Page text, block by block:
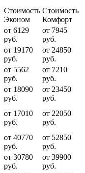
Стоимость
Эконом
Стоимость
Комфорт
от 6129
руб.
от 7945
руб.
от 19170
руб.
от 24850
руб.
от 5562
руб.
от 7210
руб.
от 18090
руб.
от 23450
руб.
от 17010
руб.
от 22050
руб.
от 40770
руб.
от 52850
руб.
от 30780
руб.
от 39900
руб.